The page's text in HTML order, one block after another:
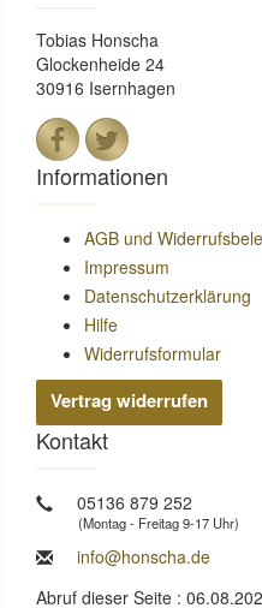
Tobias Honscha
Glockenheide 24
30916 Isernhagen
Informationen
AGB und
Impressum
Datenschutzerklärung
Hilfe
Widerrufsformular
Vertrag widerrufen
Kontakt
05136 879 252
(Montag - Freitag 9-17 Uhr)
info@honscha.de
Abruf dieser Seite :